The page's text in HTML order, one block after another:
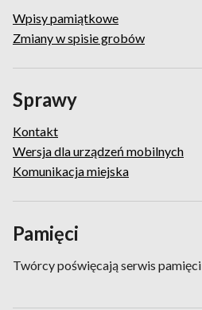
Wpisy pamiątkowe
Zmiany w spisie grobów
Sprawy
Kontakt
Wersja dla urządzeń mobilnych
Komunikacja miejska
Pamięci
Twórcy poświęcają serwis pamięci